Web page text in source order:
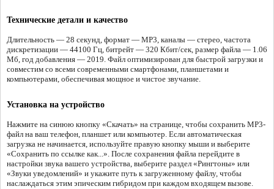
Технические детали и качество
Длительность — 28 секунд, формат — MP3, каналы — стерео, частота
дискретизации — 44100 Гц, битрейт — 320 Кбит/сек, размер файла — 1.06
Мб, год добавления — 2019. Файл оптимизирован для быстрой загрузки и
совместим со всеми современными смартфонами, планшетами и
компьютерами, обеспечивая мощное и чистое звучание.
Установка на устройство
Нажмите на синюю кнопку «Скачать» на странице, чтобы сохранить MP3-
файл на ваш телефон, планшет или компьютер. Если автоматическая
загрузка не начинается, используйте правую кнопку мыши и выберите
«Сохранить по ссылке как...». После сохранения файла перейдите в
настройки звука вашего устройства, выберите раздел «Рингтоны» или
«Звуки уведомлений» и укажите путь к загруженному файлу, чтобы
наслаждаться этим эпическим гибридом при каждом входящем вызове.